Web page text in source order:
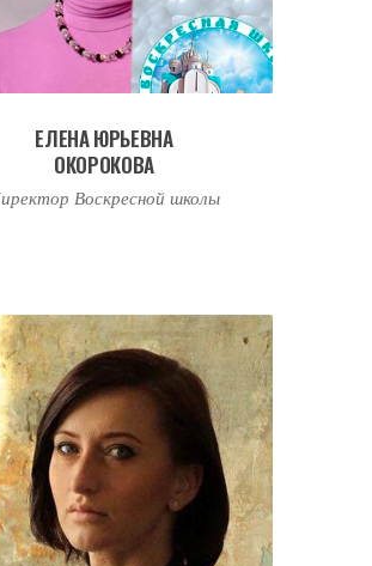
ЕЛЕНА ЮРЬЕВНА
ОКОРОКОВА
Воскресной школы